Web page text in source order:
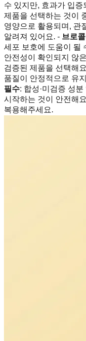
수 있지만, 효과가 입증
제품을 선택하는 것이
영양으로 활용되며, 관
알려져 있어요. - 브로
세포 보호에 도움이 될
안전성이 확인되지 않
검증된 제품을 선택해
품질이 안정적으로 유
필수: 합성·미검증 성
시작하는 것이 안전해
복용해주세요.